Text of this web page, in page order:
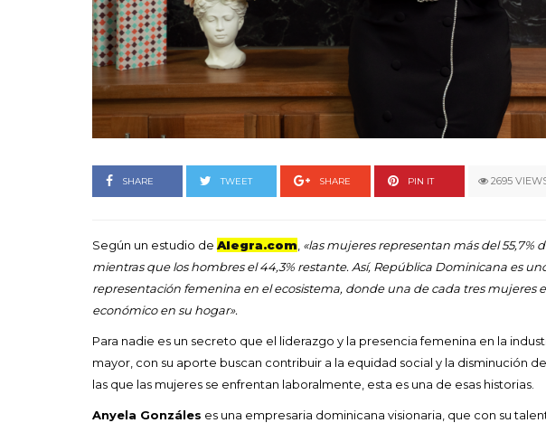
SHARE TWEET SHARE PIN IT 2695
Según un estudio de Alegra.com «las mujeres representan más del 55,7%
mientras que los hombres el 44,3% restante. Así, República Dominicana es
representación femenina en el ecosistema, donde una de cada tres mujeres
económico en su hogar».
Para nadie es un secreto que el liderazgo y la presencia femenina en la
mayor, con su aporte buscan contribuir a la equidad social y la disminución
las que las mujeres se enfrentan laboralmente, esta es una de esas historias.
Anyela Gonzáles es una empresaria dominicana visionaria, que con su
Goyo un himno por la
vida de las mujeres
LEAVE A COMMENT FEBRERO 16,